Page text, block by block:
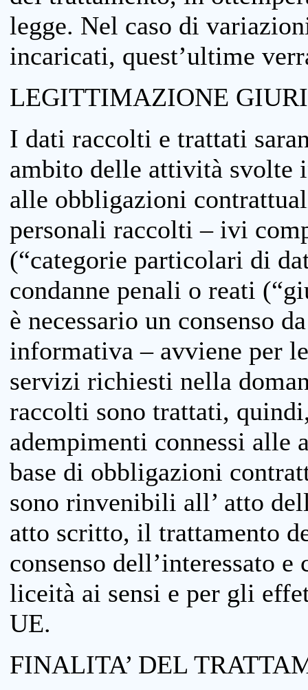
legge. Nel caso di
incaricati, quest’ultime
LEGITTIMAZIONE
I dati raccolti e trattati
ambito delle attività svolte
alle obbligazioni
personali raccolti – ivi
(“categorie particolari di
condanne penali o reati
è necessario un consenso
informativa – avviene per
servizi richiesti nella
raccolti sono trattati,
adempimenti connessi
base di obbligazioni
sono rinvenibili all’ atto
atto scritto, il trattamento
consenso dell’interessato
liceità ai sensi e per gli
UE.
FINALITA’ DEL